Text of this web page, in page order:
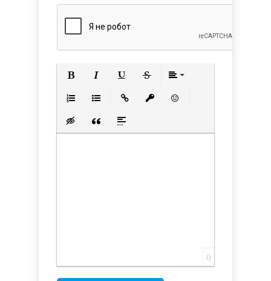
Вставка скрытого текста
Вставка цитаты
Вставка спойлера
0